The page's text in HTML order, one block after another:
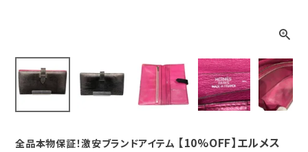
全品本物保証！激安ブランドアイテム 【10%OFF】エルメス